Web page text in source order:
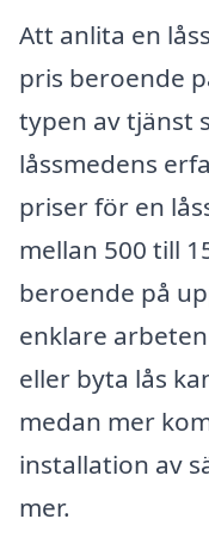
Att anlita en
pris beroende
typen av tjänst
låssmedens
priser för en
mellan 500 till
beroende på
enklare
eller byta lås
medan mer
installation av
mer.